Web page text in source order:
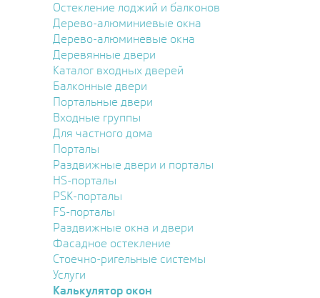
Остекление лоджий и балконов
Дерево-алюминиевые окна
Дерево-алюминевые окна
Деревянные двери
Каталог входных дверей
Балконные двери
Портальные двери
Входные группы
Для частного дома
Порталы
Раздвижные двери и порталы
HS-порталы
PSK-порталы
FS-порталы
Раздвижные окна и двери
Фасадное остекление
Стоечно-ригельные системы
Услуги
Калькулятор окон